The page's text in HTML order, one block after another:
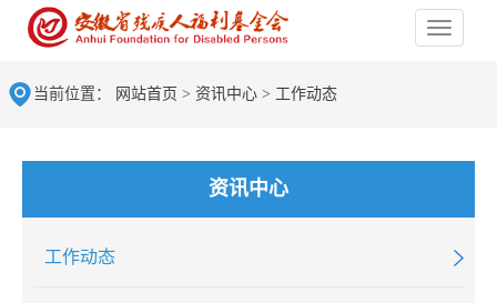
当前位置： 网站首页 > 资讯中心 > 工作动态
资讯中心
工作动态